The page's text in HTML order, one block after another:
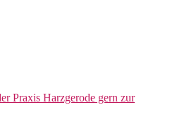
Praxis Harzgerode gern zur